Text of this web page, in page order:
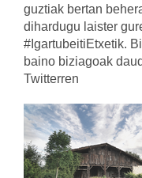
guztiak bertan
dihardugu laister
#IgartubeitiEtxetik.
baino biziagoak
Twitterren